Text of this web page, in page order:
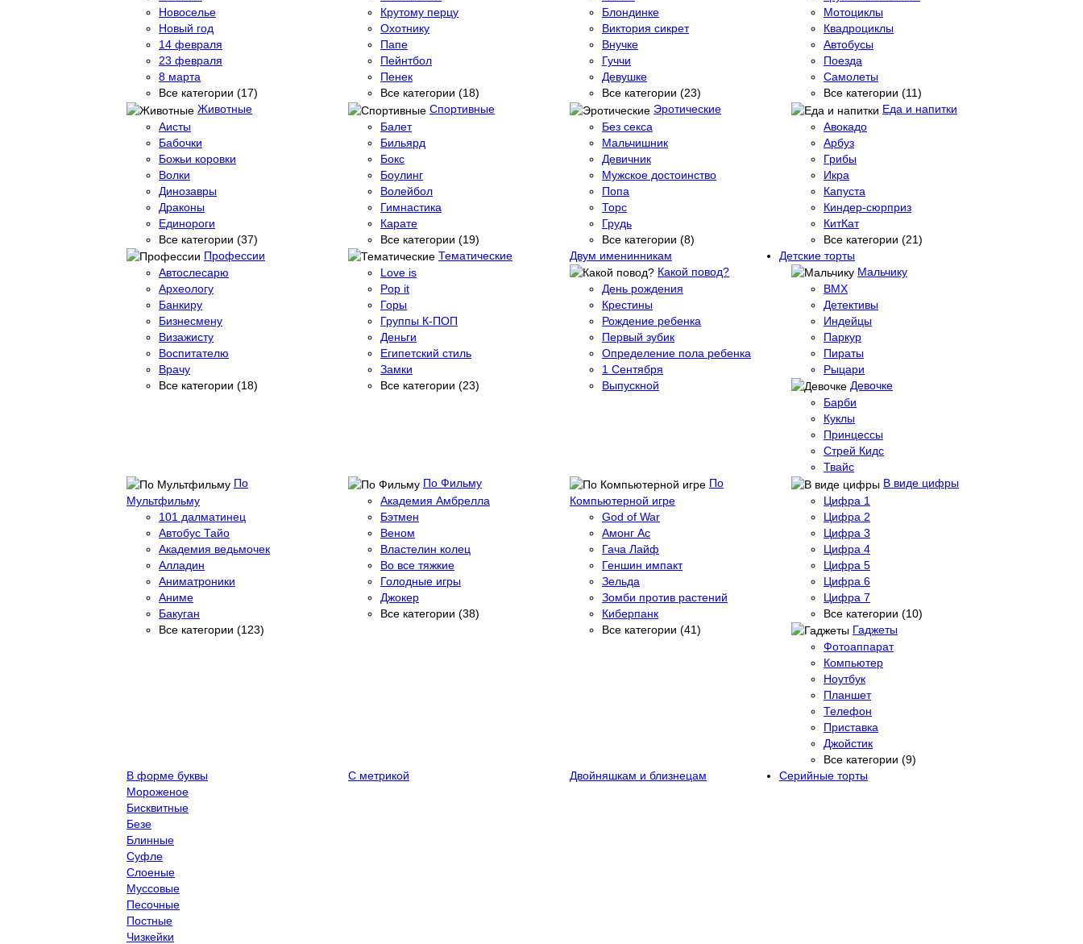
Новоселье
Новый год
14 февраля
23 февраля
8 марта
Все категории (17)
Крутому перцу
Охотнику
Папе
Пейнтбол
Пенек
Все категории (18)
Блондинке
Виктория сикрет
Внучке
Гуччи
Девушке
Все категории (23)
Мотоциклы
Квадроциклы
Автобусы
Поезда
Самолеты
Все категории (11)
Животные
Аисты
Бабочки
Божьи коровки
Волки
Динозавры
Драконы
Единороги
Все категории (37)
Спортивные
Балет
Бильярд
Бокс
Боулинг
Волейбол
Гимнастика
Карате
Все категории (19)
Эротические
Без секса
Мальчишник
Девичник
Мужское достоинство
Попа
Торс
Грудь
Все категории (8)
Еда и напитки
Авокадо
Арбуз
Грибы
Икра
Капуста
Киндер-сюрприз
КитКат
Все категории (21)
Профессии
Автослесарю
Археологу
Банкиру
Бизнесмену
Визажисту
Воспитателю
Врачу
Все категории (18)
Тематические
Love is
Pop it
Горы
Группы К-ПОП
Деньги
Египетский стиль
Замки
Все категории (23)
Двум именинникам
Детские торты
Какой повод?
День рождения
Крестины
Рождение ребенка
Первый зубик
Определение пола ребенка
1 Сентября
Выпускной
Мальчику
BMX
Детективы
Индейцы
Паркур
Пираты
Рыцари
Девочке
Барби
Куклы
Принцессы
Стрей Кидс
Твайс
По
Мультфильму
101 далматинец
Автобус Тайо
Академия ведьмочек
Алладин
Аниматроники
Аниме
Бакуган
Все категории (123)
По Фильму
Академия Амбрелла
Бэтмен
Веном
Властелин колец
Во все тяжкие
Голодные игры
Джокер
Все категории (38)
По
Компьютерной игре
God of War
Амонг Ас
Гача Лайф
Геншин импакт
Зельда
Зомби против растений
Киберпанк
Все категории (41)
В виде цифры
Цифра 1
Цифра 2
Цифра 3
Цифра 4
Цифра 5
Цифра 6
Цифра 7
Все категории (10)
Гаджеты
Фотоаппарат
Компьютер
Ноутбук
Планшет
Телефон
Приставка
Джойстик
Все категории (9)
В форме буквы
С метрикой Двойняшкам и близнецам
Серийные торты
Мороженое
Бисквитные
Безе
Блинные
Суфле
Слоеные
Муссовые
Песочные
Постные
Чизкейки